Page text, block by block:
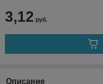
3,12 руб.
Описание